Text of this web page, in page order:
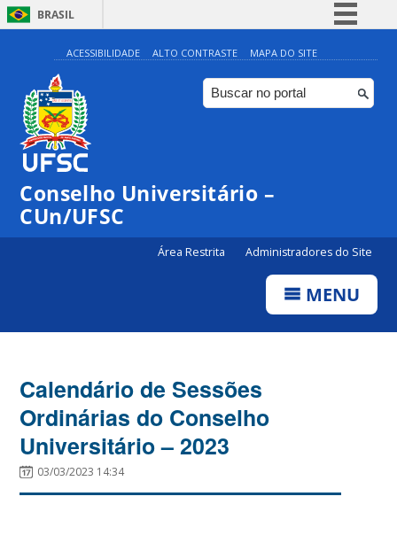
BRASIL
Simplifique!
Comunica BR
Participe
Canais
ACESSIBILIDADE ALTO CONTRASTE MAPA DO SITE
Conselho Universitário –
CUn/UFSC
Área Restrita Administradores do Site
MENU
Calendário de Sessões
Ordinárias do Conselho
Universitário – 2023
03/03/2023 14:34